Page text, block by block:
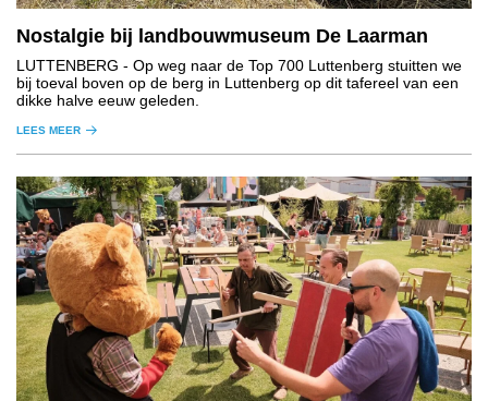
Nostalgie bij landbouwmuseum De Laarman
LUTTENBERG - Op weg naar de Top 700 Luttenberg stuitten we
bij toeval boven op de berg in Luttenberg op dit tafereel van een
dikke halve eeuw geleden.
LEES MEER